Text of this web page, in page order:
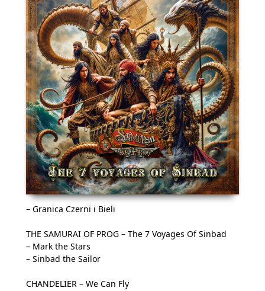
– Granica Czerni i Bieli
THE SAMURAI OF PROG – The 7 Voyages Of Sinbad
– Mark the Stars
– Sinbad the Sailor
CHANDELIER – We Can Fly